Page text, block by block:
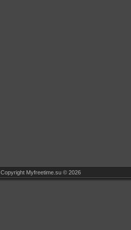
Copyright Myfreetime.su © 2026